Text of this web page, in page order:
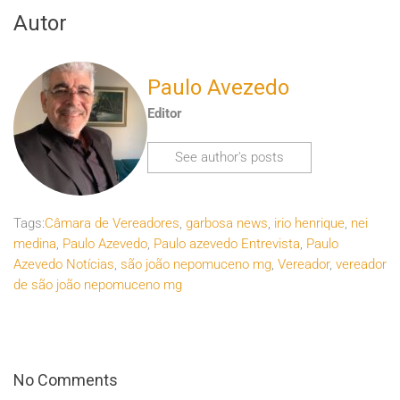
Autor
Paulo Avezedo
Editor
See author's posts
Tags:Câmara de Vereadores, garbosa news, irio henrique, nei
medina, Paulo Azevedo, Paulo azevedo Entrevista, Paulo
Azevedo Notícias, são joão nepomuceno mg, Vereador, vereador
de são joão nepomuceno mg
No Comments